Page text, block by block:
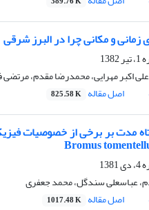
زمانی و مکانی چرا در البرز شرقی
اکبر مهرایی، محمدرضا مقدم،
اصل مقاله 825.58 K
مدت بر برخی از خصوصیات
عباسعلی سندگل، محمد جعفری
اصل مقاله 1017.48 K